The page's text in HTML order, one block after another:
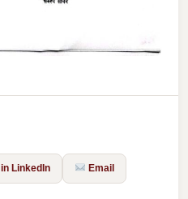
in LinkedIn Email